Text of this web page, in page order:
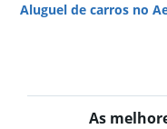
Aluguel de carros no
As